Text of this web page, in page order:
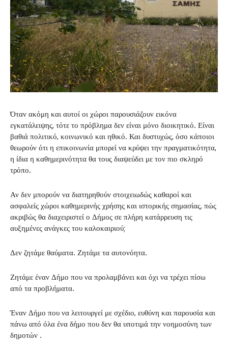
Όταν ακόμη και αυτοί οι χώροι παρουσιάζουν εικόνα
εγκατάλειψης, τότε το πρόβλημα δεν είναι μόνο διοικητικό. Είναι
βαθιά πολιτικό, κοινωνικό και ηθικό. Και δυστυχώς, όσο κάποιοι
θεωρούν ότι η επικοινωνία μπορεί να κρύψει την πραγματικότητα,
η ίδια η καθημερινότητα θα τους διαψεύδει με τον πιο σκληρό
τρόπο.
Αν δεν μπορούν να διατηρηθούν στοιχειωδώς καθαροί και
ασφαλείς χώροι καθημερινής χρήσης και ιστορικής σημασίας, πώς
ακριβώς θα διαχειριστεί ο Δήμος σε πλήρη κατάρρευση τις
αυξημένες ανάγκες του καλοκαιριού;
Δεν ζητάμε θαύματα. Ζητάμε τα αυτονόητα.
Ζητάμε έναν Δήμο που να προλαμβάνει και όχι να τρέχει πίσω
από τα προβλήματα.
Έναν Δήμο που να λειτουργεί με σχέδιο, ευθύνη και παρουσία και
πάνω από όλα ένα δήμο που δεν θα υποτιμά την νοημοσύνη των
δημοτών .